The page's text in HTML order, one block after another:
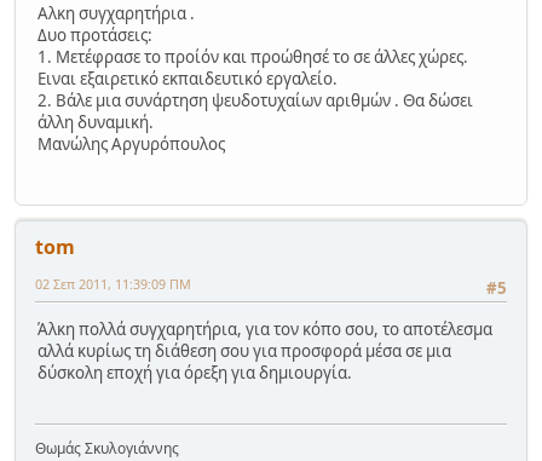
Αλκη συγχαρητήρια .
Δυο προτάσεις:
1. Μετέφρασε το προίόν και προώθησέ το σε άλλες χώρες.
Ειναι εξαιρετικό εκπαιδευτικό εργαλείο.
2. Βάλε μια συνάρτηση ψευδοτυχαίων αριθμών . Θα δώσει
άλλη δυναμική.
Μανώλης Αργυρόπουλος
tom
#5
02 Σεπ 2011, 11:39:09 ΠΜ
Άλκη πολλά συγχαρητήρια, για τον κόπο σου, το αποτέλεσμα
αλλά κυρίως τη διάθεση σου για προσφορά μέσα σε μια
δύσκολη εποχή για όρεξη για δημιουργία.
Θωμάς Σκυλογιάννης